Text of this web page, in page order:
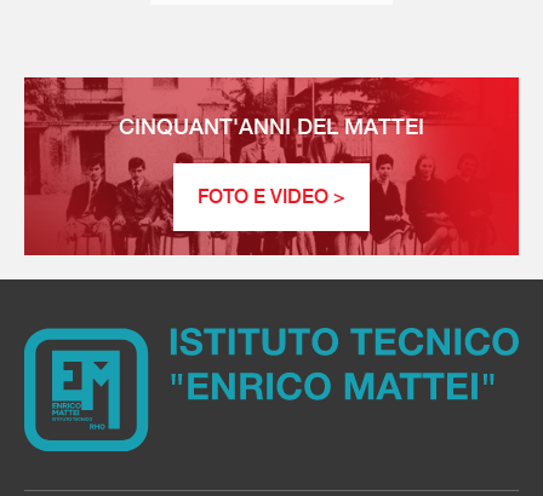
CINQUANT'ANNI DEL MATTEI
FOTO E VIDEO >